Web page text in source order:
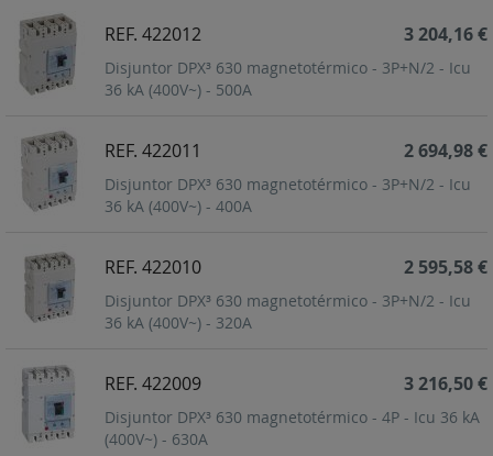
REF. 422012
Disjuntor DPX³ 630 magnetotérmico - 3P+N/2 - Icu
36 kA (400V~) - 500A
3 204,16 €
REF. 422011
Disjuntor DPX³ 630 magnetotérmico - 3P+N/2 - Icu
36 kA (400V~) - 400A
2 694,98 €
REF. 422010
Disjuntor DPX³ 630 magnetotérmico - 3P+N/2 - Icu
36 kA (400V~) - 320A
2 595,58 €
REF. 422009
Disjuntor DPX³ 630 magnetotérmico - 4P - Icu 36 kA
(400V~) - 630A
3 216,50 €